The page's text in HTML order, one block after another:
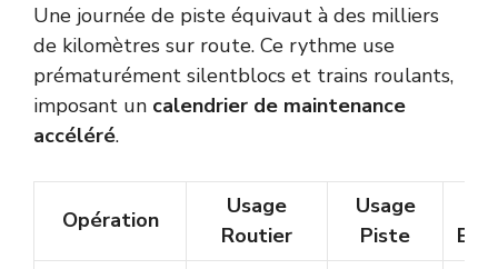
Une journée de piste équivaut à des milliers
de kilomètres sur route. Ce rythme use
prématurément silentblocs et trains roulants,
imposant un calendrier de maintenance
accéléré.
Opération
Usage
Routier
Usage
Piste